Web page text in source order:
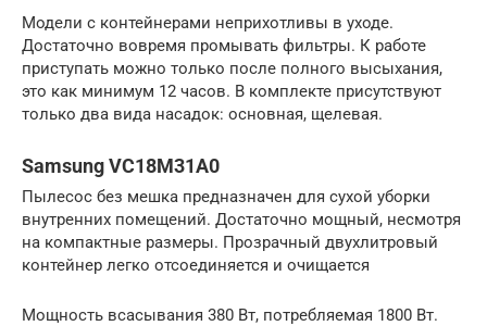
Модели с контейнерами неприхотливы в уходе.
Достаточно вовремя промывать фильтры. К работе
приступать можно только после полного высыхания,
это как минимум 12 часов. В комплекте присутствуют
только два вида насадок: основная, щелевая.
Samsung VC18M31A0
Пылесос без мешка предназначен для сухой уборки
внутренних помещений. Достаточно мощный, несмотря
на компактные размеры. Прозрачный двухлитровый
контейнер легко отсоединяется и очищается
Мощность всасывания 380 Вт, потребляемая 1800 Вт.